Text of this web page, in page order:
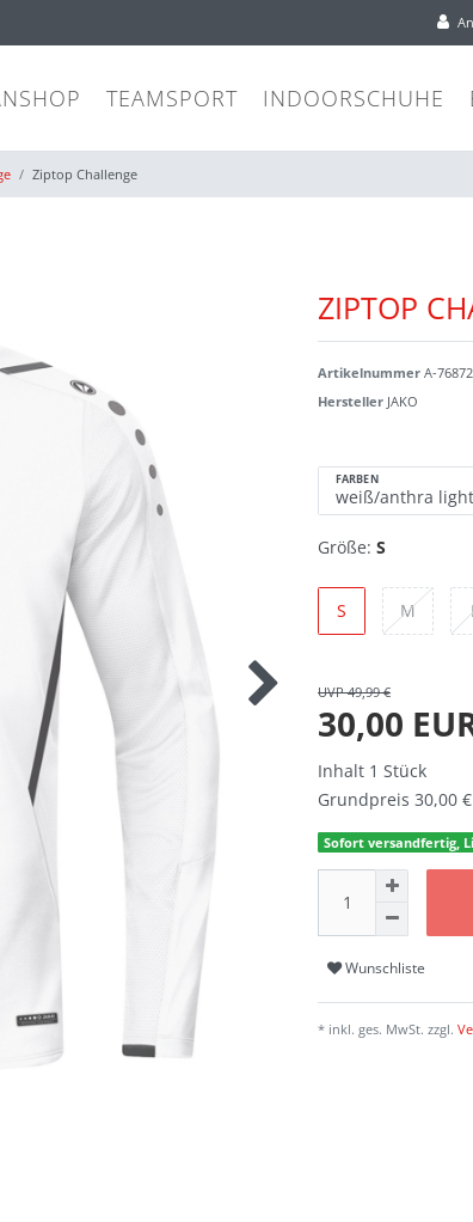
TEAMSPORT INDOORSCHUHE
Ziptop Challenge
ZIPTOP
Artikelnummer A-76872
Hersteller JAKO
FARBEN
Größe: S
S M
UVP 49,99 €
30,00
Inhalt 1 Stück
Grundpreis 30,00
Sofort versandfertig,
Wunschliste
* inkl. ges. MwSt. zzgl.